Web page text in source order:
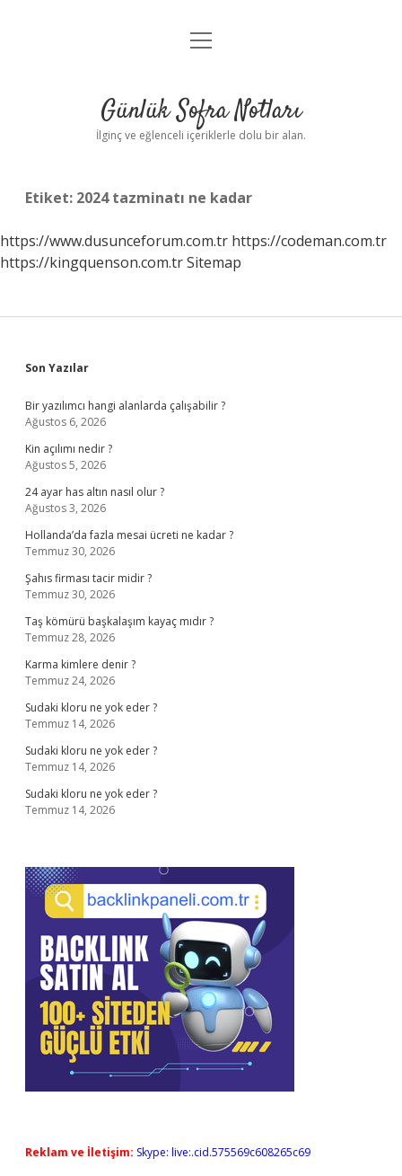
Anasayfa
Yasal Uyarı
menüyü
Günlük Sofra Notları
İlginç ve eğlenceli içeriklerle dolu bir alan.
Etiket: 2024 tazminatı ne kadar
https://www.dusunceforum.com.tr https://codeman.com.tr
https://kingquenson.com.trSitemap
Sidebar
Son Yazılar
Bir yazılımcı hangi alanlarda çalışabilir ?
Ağustos 6, 2026
Kin açılımı nedir ?
Ağustos 5, 2026
24 ayar has altın nasıl olur ?
Ağustos 3, 2026
Hollanda’da fazla mesai ücreti ne kadar ?
Temmuz 30, 2026
Şahıs firması tacir midir ?
Temmuz 30, 2026
Taş kömürü başkalaşım kayaç mıdır ?
Temmuz 28, 2026
Karma kimlere denir ?
Temmuz 24, 2026
Sudaki kloru ne yok eder ?
Temmuz 14, 2026
Sudaki kloru ne yok eder ?
Temmuz 14, 2026
Sudaki kloru ne yok eder ?
Temmuz 14, 2026
Reklam ve İletişim: Skype: live:.cid.575569c608265c69